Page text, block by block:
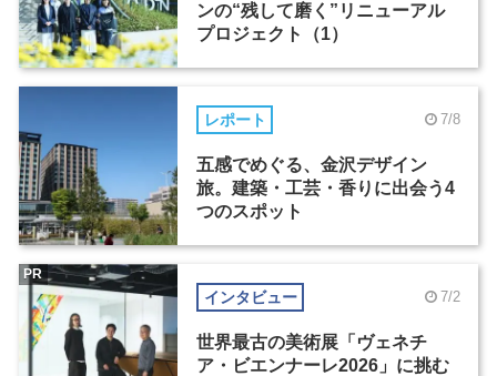
ンの“残して磨く”リニューアル
プロジェクト（1）
レポート 7/8
五感でめぐる、金沢デザイン
旅。建築・工芸・香りに出会う4
つのスポット
インタビュー 7/2
世界最古の美術展「ヴェネチ
ア・ビエンナーレ2026」に挑む
PR